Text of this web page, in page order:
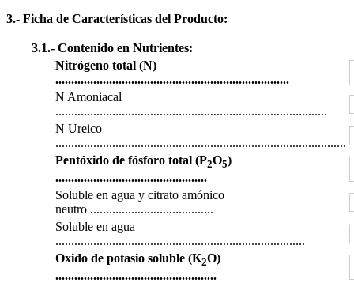
3.‐ Ficha de Características del Producto:
3.1.‐ Contenido en Nutrientes:
Nitrógeno total (N)
..........................................................................
N Amoniacal
......................................................................................
N Ureico
............................................................................................
Pentóxido de fósforo total (P2O5)
................................................
Soluble en agua y citrato amónico
neutro .......................................
Soluble en agua
...............................................................................
Oxido de potasio soluble (K2O)
...................................................